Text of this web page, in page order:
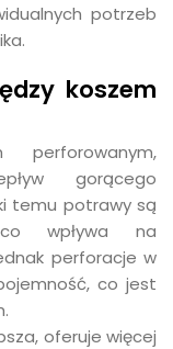
potrzeb
koszem
gorącego
temu potrawy są
wpływa na
perforacje w
co jest
oferuje więcej